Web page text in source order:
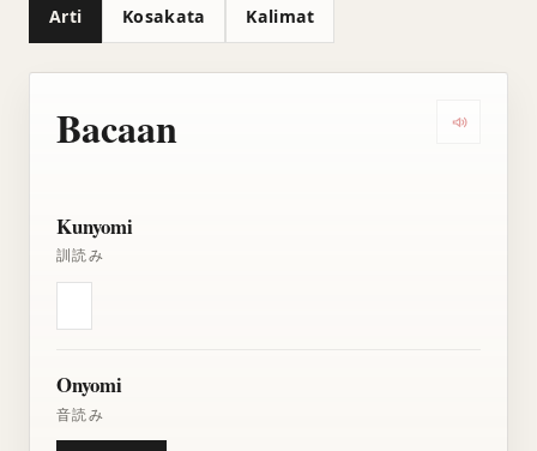
Arti Kosakata Kalimat
Bacaan
Kunyomi
訓読み
Onyomi
音読み